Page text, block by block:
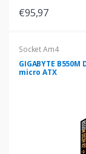
€95,97
Socket Am4
GIGABYTE
micro ATX